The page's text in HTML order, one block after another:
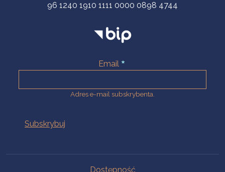
96 1240 1910 1111 0000 0898 4744
Email
Adres e-mail subskrybenta.
Dostępność